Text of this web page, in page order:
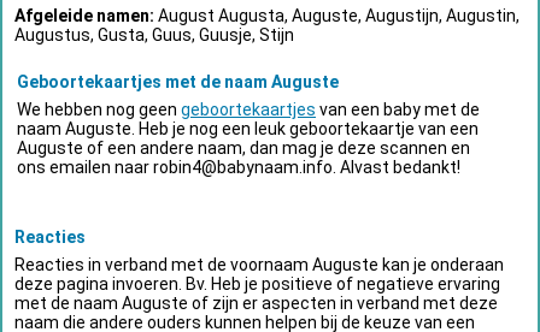
Afgeleide namen: August Augusta, Auguste, Augustijn, Augustin,
Augustus, Gusta, Guus, Guusje, Stijn
Geboortekaartjes met de naam Auguste
We hebben nog geen geboortekaartjes van een baby met de
naam Auguste. Heb je nog een leuk geboortekaartje van een
Auguste of een andere naam, dan mag je deze scannen en
ons emailen naarrobin4@babynaam.info . Alvast bedankt!
Reacties
Reacties in verband met de voornaam Auguste kan je onderaan
deze pagina invoeren. Bv. Heb je positieve of negatieve ervaring
met de naam Auguste of zijn er aspecten in verband met deze
naam die andere ouders kunnen helpen bij de keuze van een